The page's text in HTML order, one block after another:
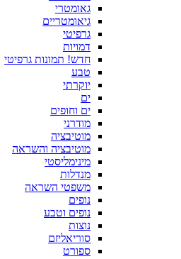
גאומטרי
גיאומטריים
גרפיטי
דמויות
חדש! תמונות גרפיטי
טבע
יוקרתי
ים
ים וחופים
מודרני
מוטיבציה
מוטיבציה והשראה
מינימליסטי
מנדלות
משפטי השראה
נופים
נופים וטבע
נוצות
סוריאליזם
ספורט